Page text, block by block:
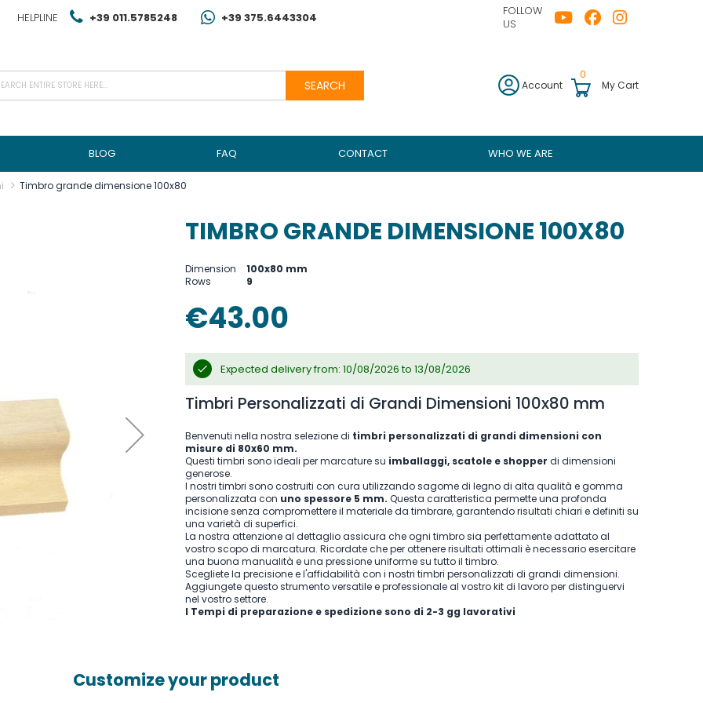
HELPLINE +39 011.5785248 +39 375.6443304
FOLLOW
US
SEARCH Account My Cart
0
BLOG FAQ CONTACT WHO WE ARE
Timbro grande dimensione 100x80
TIMBRO GRANDE DIMENSIONE 100X80
Dimension
100x80 mm
Rows
9
€43.00
Expected delivery from: 10/08/2026 to 13/08/2026
Timbri Personalizzati di Grandi Dimensioni 100x80 mm
Benvenuti nella nostra selezione di timbri personalizzati di grandi dimensioni con
misure di 80x60 mm.
Questi timbri sono ideali per marcature su imballaggi, scatole e shopper di dimensioni
generose.
I nostri timbri sono costruiti con cura utilizzando sagome di legno di alta qualità e gomma
personalizzata con uno spessore 5 mm. Questa caratteristica permette una profonda
incisione senza compromettere il materiale da timbrare, garantendo risultati chiari e definiti su
una varietà di superfici.
La nostra attenzione al dettaglio assicura che ogni timbro sia perfettamente adattato al
vostro scopo di marcatura. Ricordate che per ottenere risultati ottimali è necessario esercitare
una buona manualità e una pressione uniforme su tutto il timbro.
Scegliete la precisione e l'affidabilità con i nostri timbri personalizzati di grandi dimensioni.
Aggiungete questo strumento versatile e professionale al vostro kit di lavoro per distinguervi
nel vostro settore.
I Tempi di preparazione e spedizione sono di 2-3 gg lavorativi
Customize your product